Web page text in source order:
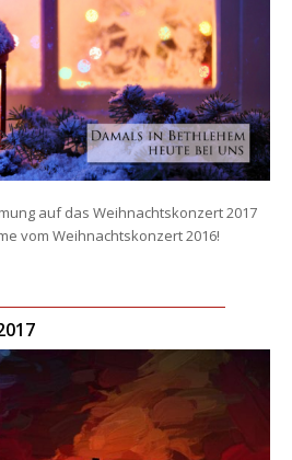
auf das Weihnachtskonzert 2017
vom Weihnachtskonzert 2016!